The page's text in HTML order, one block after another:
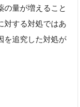
の量が増えること
対する対処ではあ
を追究した対処が